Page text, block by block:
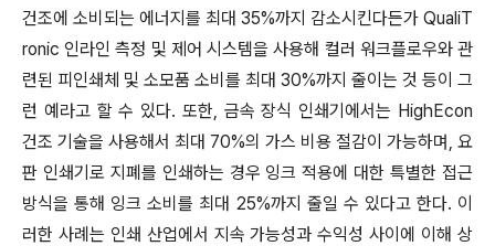
건조에 소비되는 에너지를 최대 35%까지 감소시킨다든가 QualiT
ronic 인라인 측정 및 제어 시스템을 사용해 컬러 워크플로우와 관
련된 피인쇄체 및 소모품 소비를 최대 30%까지 줄이는 것 등이 그
런 예라고 할 수 있다. 또한, 금속 장식 인쇄기에서는 HighEcon
건조 기술을 사용해서 최대 70%의 가스 비용 절감이 가능하며, 요
판 인쇄기로 지폐를 인쇄하는 경우 잉크 적용에 대한 특별한 접근
방식을 통해 잉크 소비를 최대 25%까지 줄일 수 있다고 한다. 이
러한 사례는 인쇄 산업에서 지속 가능성과 수익성 사이에 이해 상